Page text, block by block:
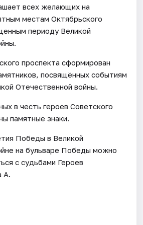
всех желающих на
местам Октябрьского
периоду Великой
проспекта сформирован
посвящённых событиям
Отечественной войны.
в честь героев Советского
памятные знаки.
Победы в Великой
на бульваре Победы можно
с судьбами Героев
А.